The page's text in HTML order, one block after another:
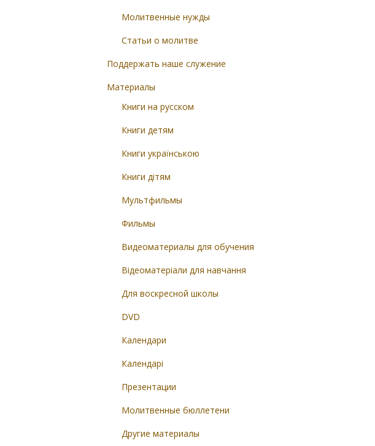
Молитвенные нужды
Статьи о молитве
Поддержать наше служение
Материалы
Книги на русском
Книги детям
Книги українською
Книги дітям
Мультфильмы
Фильмы
Видеоматериалы для обучения
Відеоматеріали для навчання
Для воскресной школы
DVD
Календари
Календарі
Презентации
Молитвенные бюллетени
Другие материалы